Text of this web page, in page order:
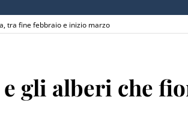
tra fine febbraio e inizio marzo
gli alberi che